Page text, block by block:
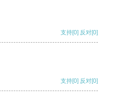
支持[0] 反对[0]
支持[0] 反对[0]